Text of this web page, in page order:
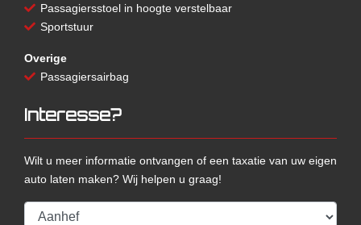
Passagiersstoel in hoogte verstelbaar
Sportstuur
Overige
Passagiersairbag
Interesse?
Wilt u meer informatie ontvangen of een taxatie van uw eigen
auto laten maken? Wij helpen u graag!